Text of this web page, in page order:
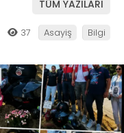
TÜM YAZILARI
37 Asayiş Bilgi